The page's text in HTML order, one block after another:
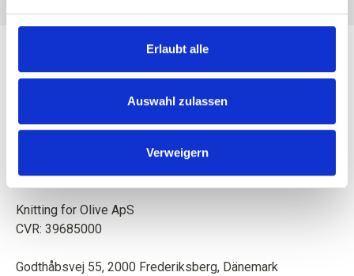
Erlaubt alle
Auswahl zulassen
Verweigern
Mutter und Tochter kreieren Strickanleitungen und
hochwertiges Garn mit Respekt für Tiere und unsere
Umwelt. Sitz in Kopenhagen, Dänemark.
Knitting for Olive ApS
CVR: 39685000
Godthåbsvej 55, 2000 Frederiksberg, Dänemark